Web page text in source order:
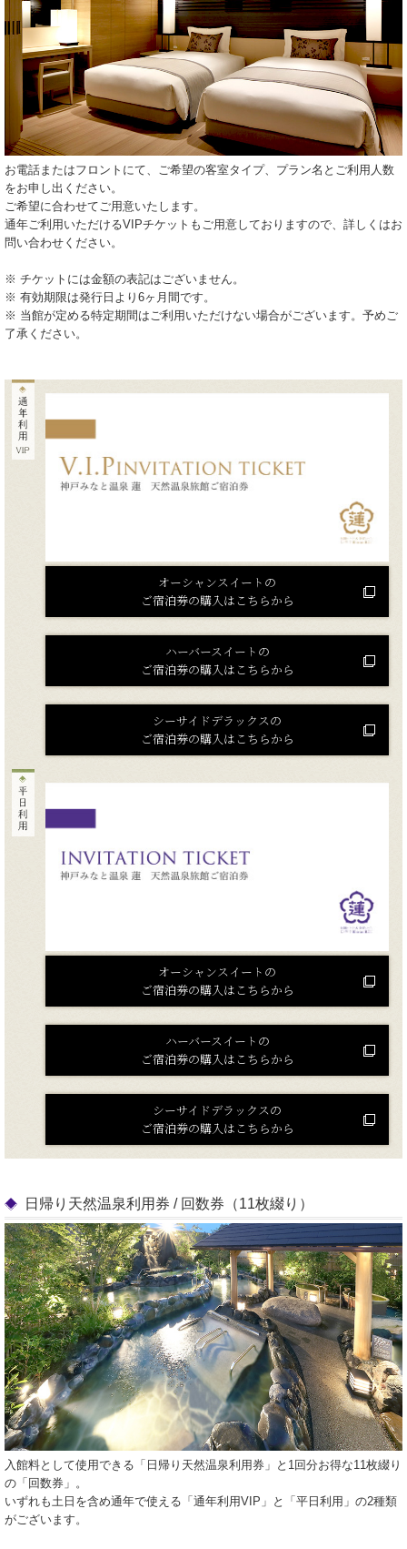
お電話またはフロントにて、ご希望の客室タイプ、プラン名とご利用人数
をお申し出ください。
ご希望に合わせてご用意いたします。
通年ご利用いただけるVIPチケットもご用意しておりますので、詳しくはお
問い合わせください。
※ チケットには金額の表記はございません。
※ 有効期限は発行日より6ヶ月間です。
※ 当館が定める特定期間はご利用いただけない場合がございます。予めご
了承ください。
オーシャンスイートの
ご宿泊券の購入はこちらから
ハーバースイートの
ご宿泊券の購入はこちらから
シーサイドデラックスの
ご宿泊券の購入はこちらから
オーシャンスイートの
ご宿泊券の購入はこちらから
ハーバースイートの
ご宿泊券の購入はこちらから
シーサイドデラックスの
ご宿泊券の購入はこちらから
日帰り天然温泉利用券 / 回数券（11枚綴り）
入館料として使用できる「日帰り天然温泉利用券」と1回分お得な11枚綴り
の「回数券」。
いずれも土日を含め通年で使える「通年利用VIP」と「平日利用」の2種類
がございます。